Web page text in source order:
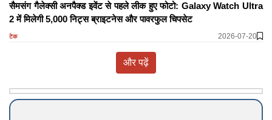
सैमसंग गैलेक्सी अनपैक्ड इवेंट से पहले लीक हुए फोटो: Galaxy Watch Ultra
2 में मिलेगी 5,000 निट्स ब्राइटनेस और पावरफुल चिपसेट
टेक 2026-07-20
और पढ़ें